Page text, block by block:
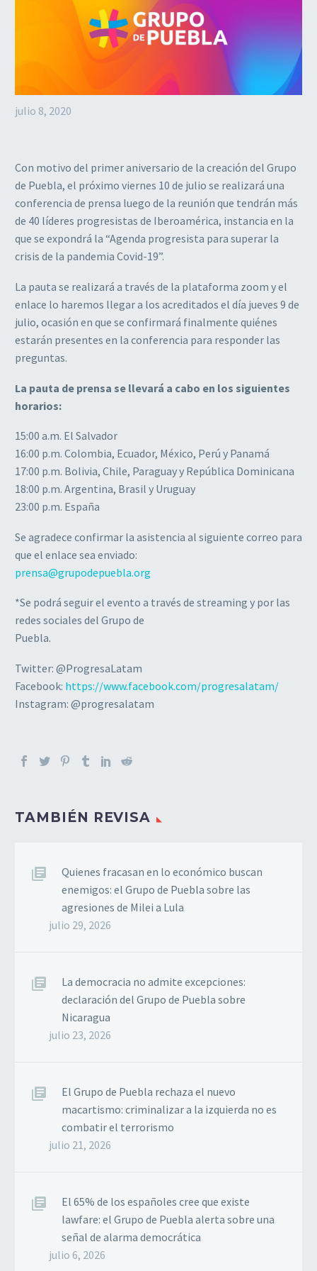
julio 8, 2020
Con motivo del primer aniversario de la creación del Grupo
de Puebla, el próximo viernes 10 de julio se realizará una
conferencia de prensa luego de la reunión que tendrán más
de 40 líderes progresistas de Iberoamérica, instancia en la
que se expondrá la “Agenda progresista para superar la
crisis de la pandemia Covid-19”.
La pauta se realizará a través de la plataforma zoom y el
enlace lo haremos llegar a los acreditados el día jueves 9 de
julio, ocasión en que se confirmará finalmente quiénes
estarán presentes en la conferencia para responder las
preguntas.
La pauta de prensa se llevará a cabo en los siguientes
horarios:
15:00 a.m. El Salvador
16:00 p.m. Colombia, Ecuador, México, Perú y Panamá
17:00 p.m. Bolivia, Chile, Paraguay y República Dominicana
18:00 p.m. Argentina, Brasil y Uruguay
23:00 p.m. España
Se agradece confirmar la asistencia al siguiente correo para
que el enlace sea enviado:
prensa@grupodepuebla.org
*Se podrá seguir el evento a través de streaming y por las
redes sociales del Grupo de
Puebla.
Twitter: @ProgresaLatam
Facebook: https://www.facebook.com/progresalatam/
Instagram: @progresalatam
TAMBIÉN REVISA
Quienes fracasan en lo económico buscan
enemigos: el Grupo de Puebla sobre las
agresiones de Milei a Lula
julio 29, 2026
La democracia no admite excepciones:
declaración del Grupo de Puebla sobre
Nicaragua
julio 23, 2026
El Grupo de Puebla rechaza el nuevo
macartismo: criminalizar a la izquierda no es
combatir el terrorismo
julio 21, 2026
El 65% de los españoles cree que existe
lawfare: el Grupo de Puebla alerta sobre una
señal de alarma democrática
julio 6, 2026